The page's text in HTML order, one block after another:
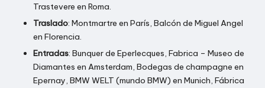
Trastevere en Roma.
Traslado: Montmartre en París, Balcón de Miguel Angel
en Florencia.
Entradas: Bunquer de Eperlecques, Fabrica – Museo de
Diamantes en Amsterdam, Bodegas de champagne en
Epernay, BMW WELT (mundo BMW) en Munich, Fábrica